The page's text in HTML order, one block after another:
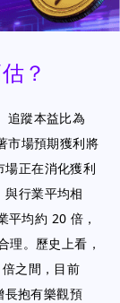
？
追蹤本益比為
市場預期獲利將
場正在消化獲利
與行業平均相
平均約 20 倍，
理。歷史上看，
之間，目前
長抱有樂觀預